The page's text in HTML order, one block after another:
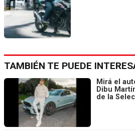
TAMBIÉN TE PUEDE
Mirá el
Dibu
de la